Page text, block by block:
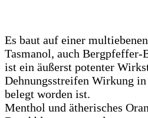
Es baut auf einer
Tasmanol, auch
ist ein äußerst potenter
Dehnungsstreifen Wirkung
belegt worden ist.
Menthol und ätherisches